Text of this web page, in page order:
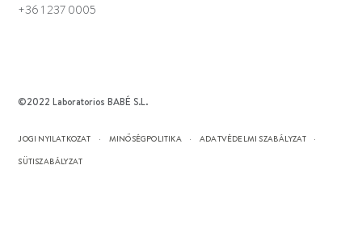
+36 1 237 0005
©2022 Laboratorios BABÉ S.L.
JOGI NYILATKOZAT MINŐSÉGPOLITIKA
ADATVÉDELMI SZABÁLYZAT
SÜTISZABÁLYZAT